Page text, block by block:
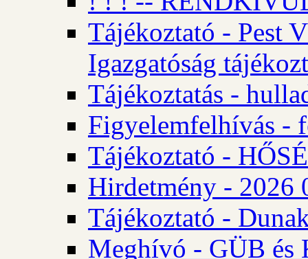
Tájékoztató - Pest
Igazgatóság
Tájékoztatás -
Figyelemfelhívás -
Tájékoztató -
Hirdetmény - 2026
Tájékoztató -
Meghívó - GÜB és